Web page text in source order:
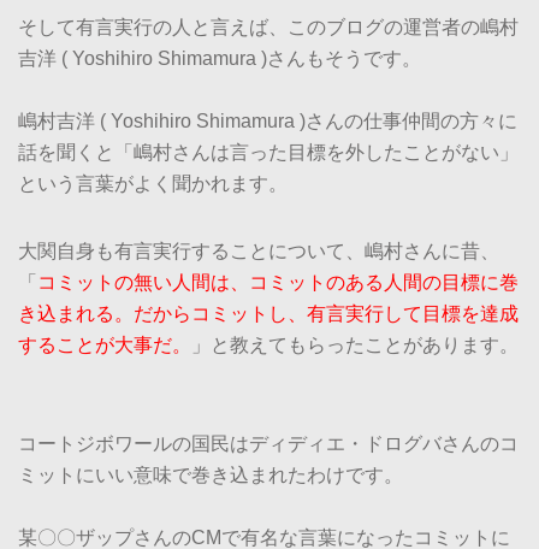
そして有言実行の人と言えば、このブログの運営者の嶋村
吉洋 ( Yoshihiro Shimamura )さんもそうです。
嶋村吉洋 ( Yoshihiro Shimamura )さんの仕事仲間の方々に
話を聞くと「嶋村さんは言った目標を外したことがない」
という言葉がよく聞かれます。
大関自身も有言実行することについて、嶋村さんに昔、
「 コミットの無い人間は、コミットのある人間の目標に巻
き込まれる。だからコミットし、有言実行して目標を達成
することが大事だ。
」と教えてもらったことがあります。
コートジボワールの国民はディディエ・ドログバさんのコ
ミットにいい意味で巻き込まれたわけです。
某〇〇ザップさんのCMで有名な言葉になったコミットに